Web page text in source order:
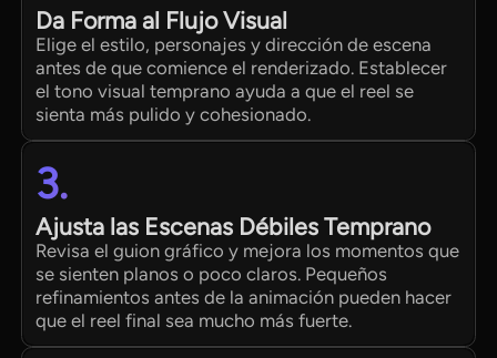
Da Forma al Flujo Visual
Elige el estilo, personajes y dirección de escena
antes de que comience el renderizado. Establecer
el tono visual temprano ayuda a que el reel se
sienta más pulido y cohesionado.
3.
Ajusta las Escenas Débiles Temprano
Revisa el guion gráfico y mejora los momentos que
se sienten planos o poco claros. Pequeños
refinamientos antes de la animación pueden hacer
que el reel final sea mucho más fuerte.